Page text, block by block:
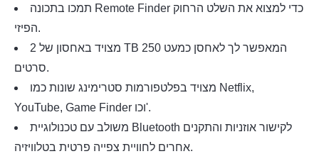
תמכו בתכונה Remote Finder כדי למצוא את השלט הרחוק
הפיזי.
מצויד באחסון של 2 TB המאפשר לך לאחסן כמעט 250
סרטים.
מצויד בפלטפורמות סטרימינג שונות כמו Netflix,
YouTube, Game Finder וכו'.
משולב עם טכנולוגיית Bluetooth לקישור אוזניות והתקנים
אחרים לחוויית צפייה פרטית בטלוויזיה.